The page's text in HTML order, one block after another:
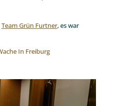
Team Grün Furtner, es war